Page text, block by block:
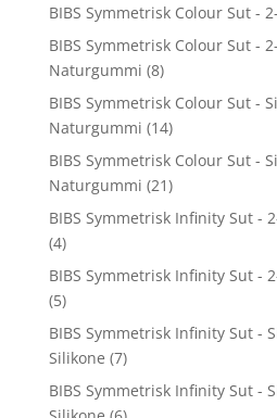
BIBS Symmetrisk Colour Sut -
BIBS Symmetrisk Colour Sut -
Naturgummi (8)
BIBS Symmetrisk Colour Sut -
Naturgummi (14)
BIBS Symmetrisk Colour Sut -
Naturgummi (21)
BIBS Symmetrisk Infinity Sut -
(4)
BIBS Symmetrisk Infinity Sut -
(5)
BIBS Symmetrisk Infinity Sut -
Silikone (7)
BIBS Symmetrisk Infinity Sut -